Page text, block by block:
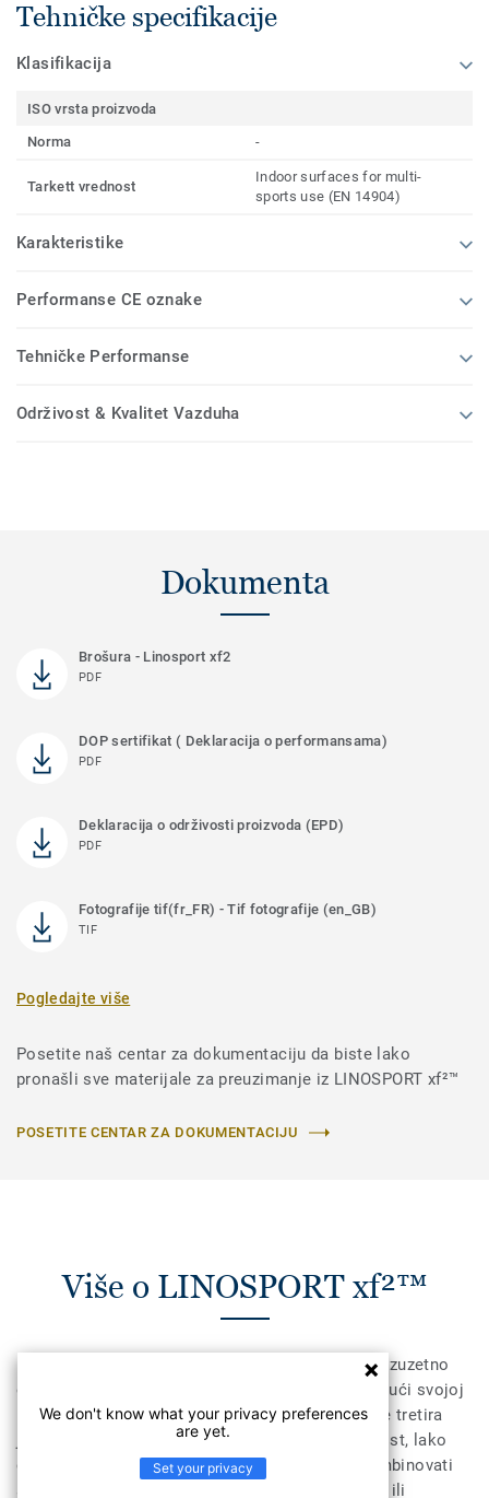
Tehničke specifikacije
Klasifikacija
ISO vrsta proizvoda
Norma
-
Tarkett vrednost
Indoor surfaces for multi-
sports use (EN 14904)
Karakteristike
Performanse CE oznake
Tehničke Performanse
Održivost & Kvalitet Vazduha
Dokumenta
Brošura - Linosport xf2
PDF
DOP sertifikat ( Deklaracija o performansama)
PDF
Deklaracija o održivosti proizvoda (EPD)
PDF
Fotografije tif(fr_FR) - Tif fotografije (en_GB)
TIF
Pogledajte više
Posetite naš centar za dokumentaciju da biste lako
pronašli sve materijale za preuzimanje iz LINOSPORT xf²™
POSETITE CENTAR ZA DOKUMENTACIJU
Više o LINOSPORT xf²™
Linosport xf²™ (3.2mm) linoleum podno rešenje izuzetno
otporno na veliku prohodnost i habanja zahvaljujući svojoj
homogenoj strukturi. U našoj fabrici, površina se tretira
jedinstvenom xf²™ zaštitom za dodatnu izdržljivost, lako
čišćenje i ekonomično održavanje. Može se kombinovati
sa Lumaflex Duo podlogom za sportske namene ili
We don't know what your privacy preferences
are yet.
Set your privacy